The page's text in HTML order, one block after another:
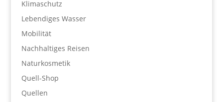
Klimaschutz
Lebendiges Wasser
Mobilität
Nachhaltiges Reisen
Naturkosmetik
Quell-Shop
Quellen